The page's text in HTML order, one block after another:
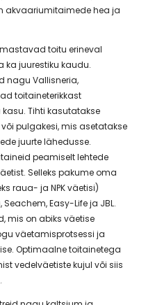
akvaariumitaimede hea ja
toitu erineval
ka juurestiku kaudu.
nagu Vallisneria,
toitaineterikkast
Tihti kasutatakse
pulgakesi, mis asetatakse
juurte lähedusse.
peamiselt lehtede
Selleks pakume oma
raua- ja NPK väetisi)
Easy-Life ja JBL.
mis on abiks väetise
väetamisprotsessi ja
Optimaalne toitainetega
vedelväetiste kujul või siis